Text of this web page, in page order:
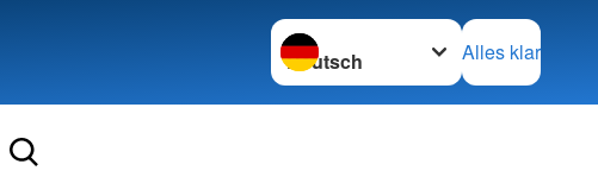
Sprache wechseln zu
Alles klar